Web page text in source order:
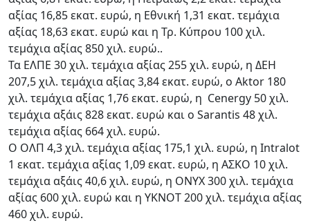
αξίας 16,85 εκατ. ευρώ, η Εθνική 1,31 εκατ. τεμάχια
αξίας 18,63 εκατ. ευρώ και η Τρ. Κύπρου 100 χιλ.
τεμάχια αξίας 850 χιλ. ευρώ..
Τα ΕΛΠΕ 30 χιλ. τεμάχια αξίας 255 χιλ. ευρώ, η ΔΕΗ
207,5 χιλ. τεμάχια αξίας 3,84 εκατ. ευρώ, ο Aktor 180
χιλ. τεμάχια αξίας 1,76 εκατ. ευρώ, η Cenergy 50 χιλ.
τεμάχια αξάις 828 εκατ. ευρώ και ο Sarantis 48 χιλ.
τεμάχια αξίας 664 χιλ. ευρώ.
Ο ΟΛΠ 4,3 χιλ. τεμάχια αξίας 175,1 χιλ. ευρώ, η Intralot
1 εκατ. τεμάχια αξίας 1,09 εκατ. ευρώ, η AΣΚΟ 10 χιλ.
τεμάχια αξάις 40,6 χιλ. ευρώ, η ONYX 300 χιλ. τεμάχια
αξίας 600 χιλ. ευρώ και η YKNOT 200 χιλ. τεμάχια αξίας
460 χιλ. ευρώ.